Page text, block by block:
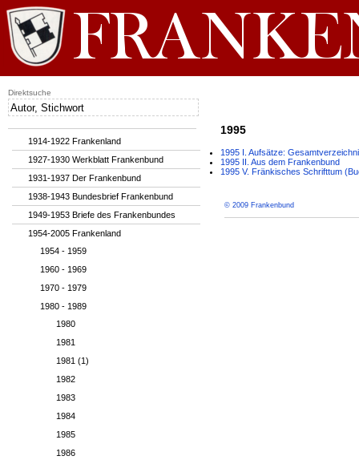
1995
1995 I. Aufsätze:
1995 II. Aus dem Frankenbund
1995 V. Fränkisches Schrifttum
© 2009 Frankenbund
1914-1922 Frankenland
1927-1930 Werkblatt Frankenbund
1931-1937 Der Frankenbund
1938-1943 Bundesbrief Frankenbund
1949-1953 Briefe des Frankenbundes
1954-2005 Frankenland
1954 - 1959
1960 - 1969
1970 - 1979
1980 - 1989
1980
1981
1981 (1)
1982
1983
1984
1985
1986
Direktsuche